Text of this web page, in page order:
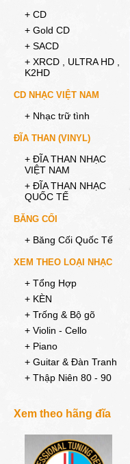
+ CD
+ Gold CD
+ SACD
+ XRCD , ULTRA HD ,
K2HD
CD NHẠC VIỆT NAM
+ Nhạc trữ tình
ĐĨA THAN (VINYL)
+ ĐĨA THAN NHẠC
VIỆT NAM
+ ĐĨA THAN NHẠC
QUỐC TẾ
BĂNG CỐI
+ Băng Cối Quốc Tế
XEM THEO LOẠI NHẠC
+ Tổng Hợp
+ KÈN
+ Trống & Bộ gõ
+ Violin - Cello
+ Piano
+ Guitar & Đàn Tranh
+ Thập Niên 80 - 90
Xem theo hãng đĩa